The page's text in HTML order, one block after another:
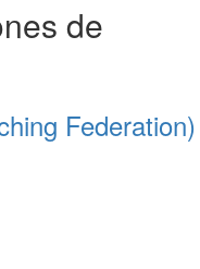
de
Federation)